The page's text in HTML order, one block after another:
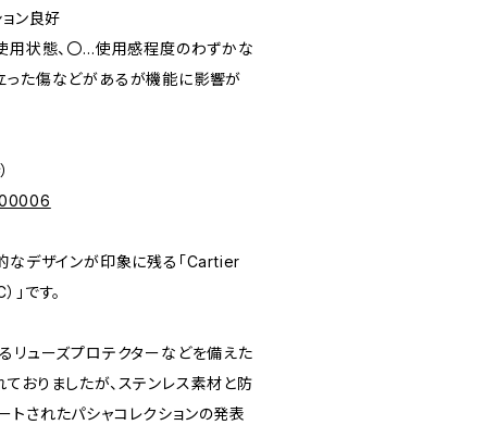
ン良好
用状態、〇…使用感程度のわずかな
た傷などがあるが機能に影響が
デザインが印象に残る「Cartier
です。
リューズプロテクターなどを備えた
おりましたが、ステンレス素材と防
されたパシャコレクションの発表